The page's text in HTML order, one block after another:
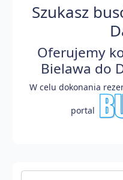
Szukasz
Oferujemy
Bielawa do
W celu dokonania
portal